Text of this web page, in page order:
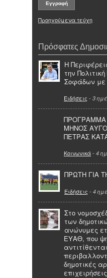
Προηγούμενα τεύχη
Πρόσφατες
Η
την
Σοφάδων με
Ειδήσεις - 3
ΠΡΟΓΡΑΜΜΑ
ΜΗΝΟΣ
ΠΕΤΡΑΣ
Κοινωνικά- 4
ΠΡΩΤΗ ΓΙΑ
Ειδήσεις - 4
Στο
των
ανώνυμες
ΕΥΑΘ, που
δημοτικές